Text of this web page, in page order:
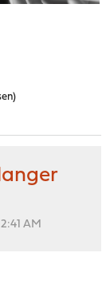
)
AM